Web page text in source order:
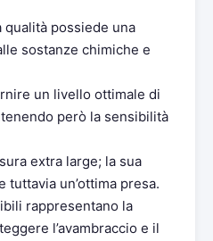
qualità possiede una
sostanze chimiche e
un livello ottimale di
però la sensibilità
extra large; la sua
un’ottima presa.
rappresentano la
l’avambraccio e il